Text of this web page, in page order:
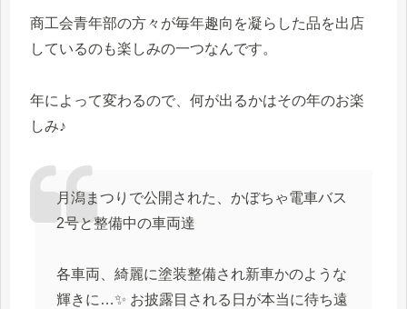
商工会青年部の方々が毎年趣向を凝らした品を出店
しているのも楽しみの一つなんです。
年によって変わるので、何が出るかはその年のお楽
しみ♪
月潟まつりで公開された、かぼちゃ電車バス
2号と整備中の車両達
各車両、綺麗に塗装整備され新車かのような
輝きに…✨️ お披露目される日が本当に待ち遠